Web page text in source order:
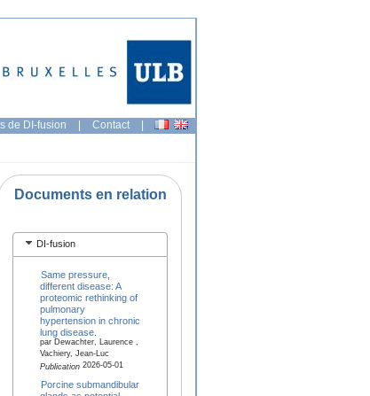
de DI-fusion | Contact |
Documents en relation
DI-fusion
Same pressure,
different disease: A
proteomic rethinking of
pulmonary
hypertension in chronic
lung disease.
par Dewachter, Laurence ,
Vachiery, Jean-Luc
Publication2026-05-01
Porcine submandibular